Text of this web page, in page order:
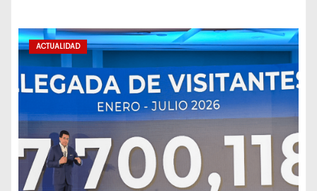
ACTUALIDAD